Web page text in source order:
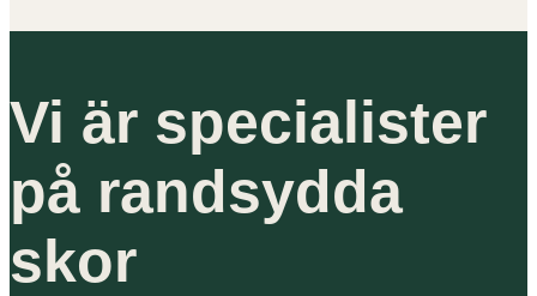
Vi är specialister
på randsydda
skor